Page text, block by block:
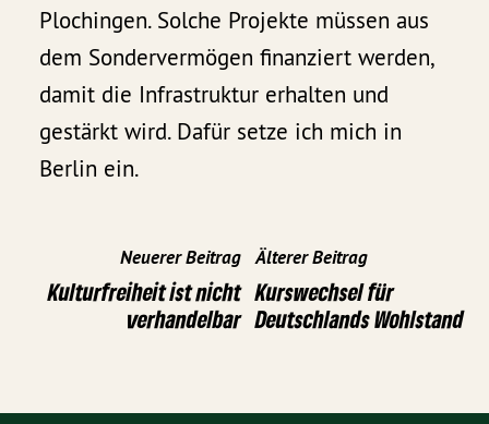
Plochingen. Solche Projekte müssen aus
dem Sondervermögen finanziert werden,
damit die Infrastruktur erhalten und
gestärkt wird. Dafür setze ich mich in
Berlin ein.
Neuerer Beitrag
Kulturfreiheit ist nicht
verhandelbar
Älterer Beitrag
Kurswechsel für
Deutschlands Wohlstand